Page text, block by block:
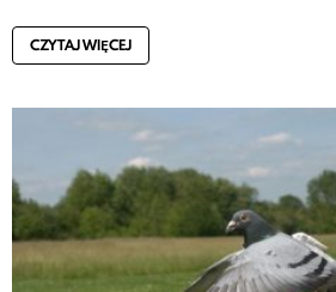
CZYTAJ WIĘCEJ